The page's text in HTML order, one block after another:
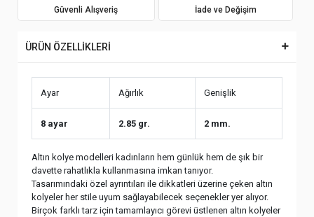
Güvenli Alışveriş İade ve Değişim
ÜRÜN ÖZELLİKLERİ
Ayar Ağırlık Genişlik
8 ayar 2.85 gr. 2 mm.
Altın kolye modelleri kadınların hem günlük hem de şık bir
davette rahatlıkla kullanmasına imkan tanıyor.
Tasarımındaki özel ayrıntıları ile dikkatleri üzerine çeken altın
kolyeler her stile uyum sağlayabilecek seçenekler yer alıyor.
Birçok farklı tarz için tamamlayıcı görevi üstlenen altın kolyeler